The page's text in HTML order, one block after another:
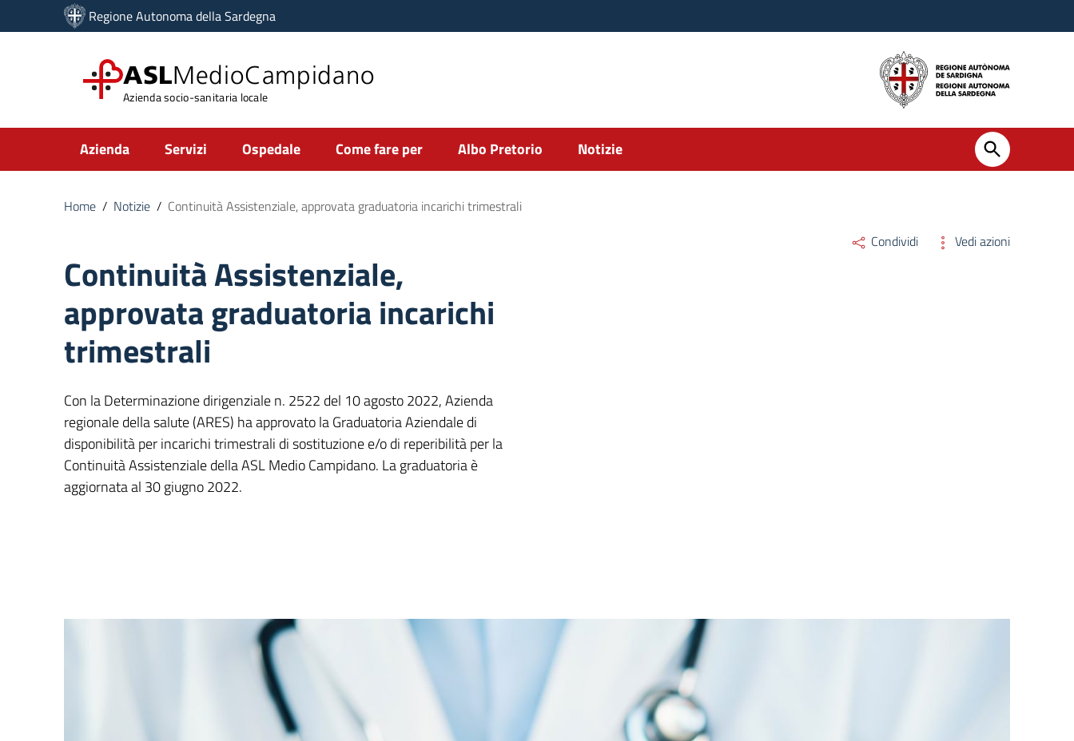
Vai ai contenuti
Vai al menu di navigazione
Regione Autonoma della Sardegna
ASLMedioCampidano
Azienda socio-sanitaria locale
Submenu
Azienda Servizi Ospedale Come fare per Albo Pretorio Notizie
Home / Notizie / Continuità Assistenziale, approvata graduatoria incarichi trimestrali
Continuità Assistenziale,
approvata graduatoria incarichi
trimestrali
Con la Determinazione dirigenziale n. 2522 del 10 agosto 2022, Azienda
regionale della salute (ARES) ha approvato la Graduatoria Aziendale di
disponibilità per incarichi trimestrali di sostituzione e/o di reperibilità per la
Continuità Assistenziale della ASL Medio Campidano. La graduatoria è
aggiornata al 30 giugno 2022.
Condividi Vedi azioni